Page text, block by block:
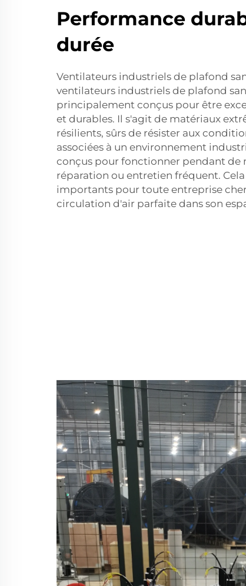
Performance
durée
Ventilateurs industriels de plafond
ventilateurs industriels de plafond
principalement conçus pour être
et durables. Il s'agit de matériaux
résilients, sûrs de résister aux
associées à un environnement
conçus pour fonctionner pendant de
réparation ou entretien fréquent.
importants pour toute entreprise
circulation d'air parfaite dans son